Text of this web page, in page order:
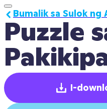
Puzzle
Bumalik sa Sulok ng
I-